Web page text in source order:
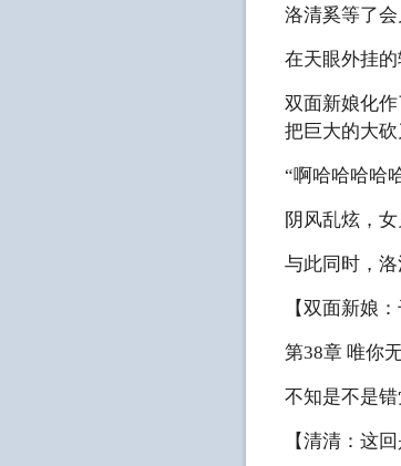
洛清奚等了
在天眼外挂的
双面新娘化
把巨大的大砍
“啊哈哈哈
阴风乱炫，
与此同时，
【双面新娘
第38章 唯你
不知是不是
【清清：这